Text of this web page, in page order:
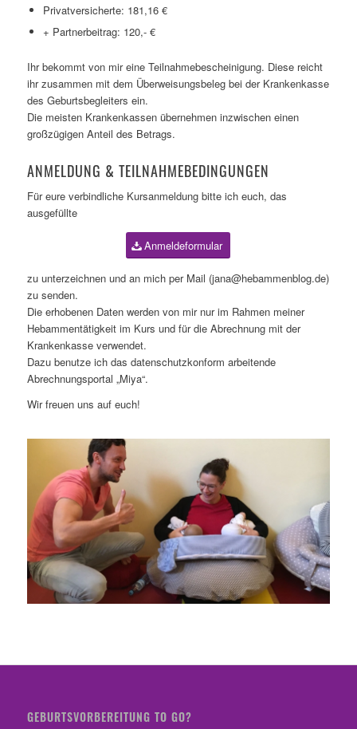
Privatversicherte: 181,16 €
+ Partnerbeitrag: 120,- €
Ihr bekommt von mir eine Teilnahmebescheinigung. Diese reicht
ihr zusammen mit dem Überweisungsbeleg bei der Krankenkasse
des Geburtsbegleiters ein.
Die meisten Krankenkassen übernehmen inzwischen einen
großzügigen Anteil des Betrags.
ANMELDUNG & TEILNAHMEBEDINGUNGEN
Für eure verbindliche Kursanmeldung bitte ich euch, das
ausgefüllte
Anmeldeformular
zu unterzeichnen und an mich per Mail (jana@hebammenblog.de)
zu senden.
Die erhobenen Daten werden von mir nur im Rahmen meiner
Hebammentätigkeit im Kurs und für die Abrechnung mit der
Krankenkasse verwendet.
Dazu benutze ich das datenschutzkonform arbeitende
Abrechnungsportal „Miya“.
Wir freuen uns auf euch!
GEBURTSVORBEREITUNG TO GO?